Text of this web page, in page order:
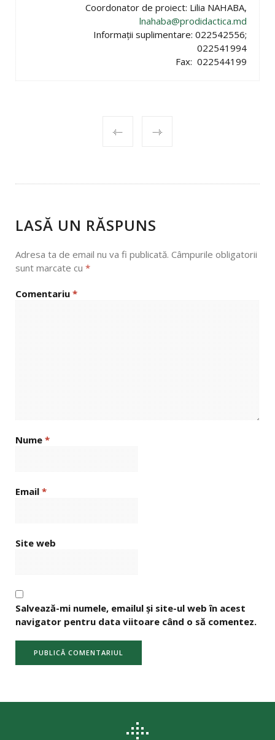
Coordonator de proiect: Lilia NAHABA,
lnahaba@prodidactica.md
Informaţii suplimentare: 022542556;
022541994
Fax: 022544199
NAVIGATION
LASĂ UN RĂSPUNS
Adresa ta de email nu va fi publicată. Câmpurile obligatorii
sunt marcate cu *
Comentariu *
Nume *
Email *
Site web
Salvează-mi numele, emailul și site-ul web în acest
navigator pentru data viitoare când o să comentez.